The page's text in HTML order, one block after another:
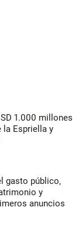
1.000 millones
la Espriella y
gasto público,
y
anuncios